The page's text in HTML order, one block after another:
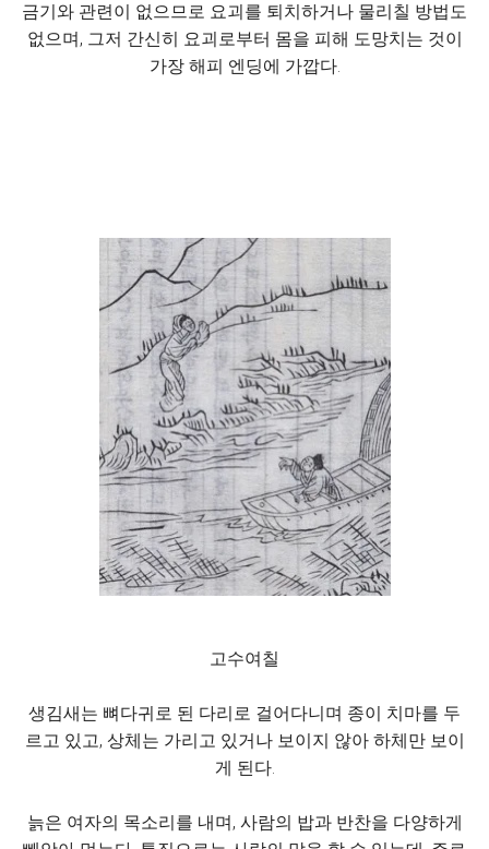
금기와 관련이 없으므로 요괴를 퇴치하거나 물리칠 방법도
없으며, 그저 간신히 요괴로부터 몸을 피해 도망치는 것이
가장 해피 엔딩에 가깝다.
고수여칠
생김새는 뼈다귀로 된 다리로 걸어다니며 종이 치마를 두
르고 있고, 상체는 가리고 있거나 보이지 않아 하체만 보이
게 된다.
늙은 여자의 목소리를 내며, 사람의 밥과 반찬을 다양하게